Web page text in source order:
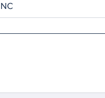
NC